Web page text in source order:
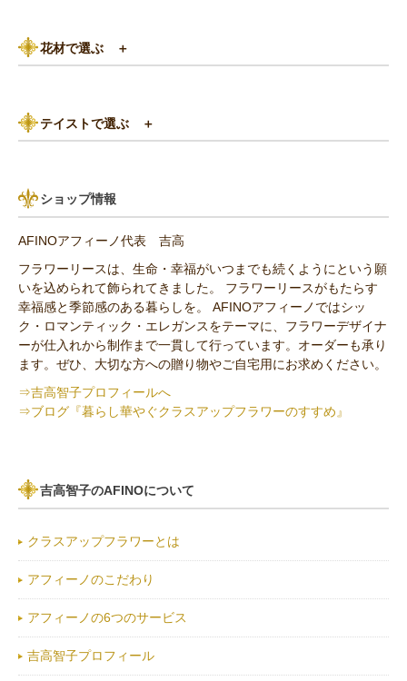
赤（レッド）系
グリーン（緑色）系
3,000円～5,000円
8,000円～10,000円
花材で選ぶ ＋
あじさい
ひまわり
その他の花材
セミオーダー作品
テイストで選ぶ ＋
アンティーク
ショップ情報
AFINOアフィーノ代表 吉高
フラワーリースは、生命・幸福がいつまでも続くようにという願
いを込められて飾られてきました。 フラワーリースがもたらす
幸福感と季節感のある暮らしを。 AFINOアフィーノではシッ
ク・ロマンティック・エレガンスをテーマに、フラワーデザイナ
ーが仕入れから制作まで一貫して行っています。オーダーも承り
ます。ぜひ、大切な方への贈り物やご自宅用にお求めください。
⇒吉高智子プロフィールへ
⇒ブログ『暮らし華やぐクラスアップフラワーのすすめ』
吉高智子のAFINOについて
クラスアップフラワーとは
アフィーノのこだわり
アフィーノの6つのサービス
吉高智子プロフィール